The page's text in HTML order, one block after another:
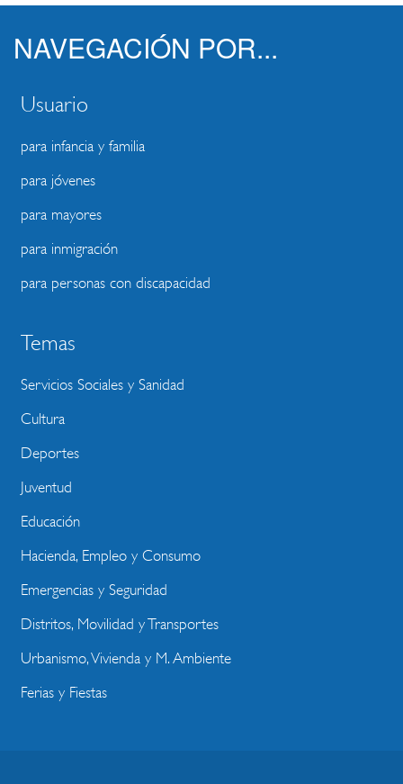
NAVEGACIÓN POR...
Usuario
para infancia y familia
para jóvenes
para mayores
para inmigración
para personas con discapacidad
Temas
Servicios Sociales y Sanidad
Cultura
Deportes
Juventud
Educación
Hacienda, Empleo y Consumo
Emergencias y Seguridad
Distritos, Movilidad y Transportes
Urbanismo, Vivienda y M. Ambiente
Ferias y Fiestas